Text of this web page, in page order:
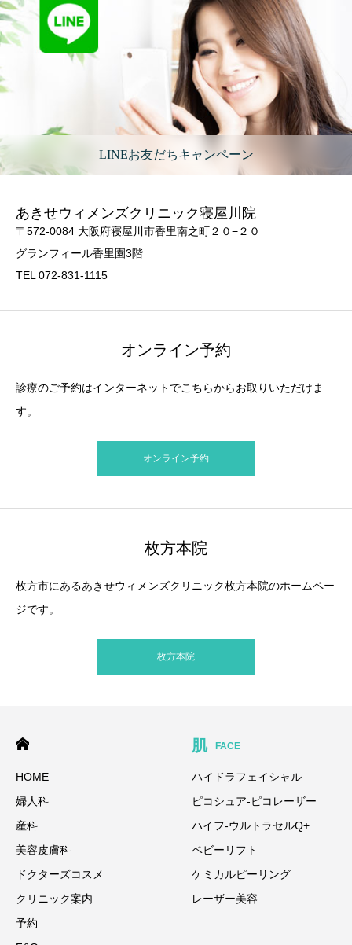
LINEお友だちキャンペーン
あきせウィメンズクリニック寝屋川院
〒572-0084 大阪府寝屋川市香里南之町２０−２０
グランフィール香里園3階
TEL 072-831-1115
オンライン予約
診療のご予約はインターネットでこちらからお取りいただけま
す。
オンライン予約
枚方本院
枚方市にあるあきせウィメンズクリニック枚方本院のホームペー
ジです。
枚方本院
HOME
婦人科
産科
美容皮膚科
ドクターズコスメ
クリニック案内
予約
肌 FACE
ハイドラフェイシャル
ピコシュア-ピコレーザー
ハイフ-ウルトラセルQ+
ベビーリフト
ケミカルピーリング
レーザー美容